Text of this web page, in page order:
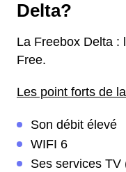
Delta?
La Freebox Delta :
Free.
Les point forts de
Son débit élevé
WIFI 6
Ses services TV